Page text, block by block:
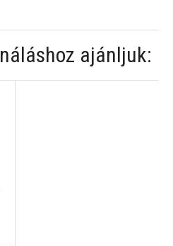
ajánljuk: